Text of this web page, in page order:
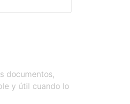
documentos,
y útil cuando lo